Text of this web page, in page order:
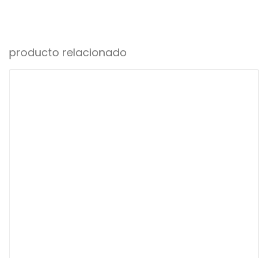
producto relacionado